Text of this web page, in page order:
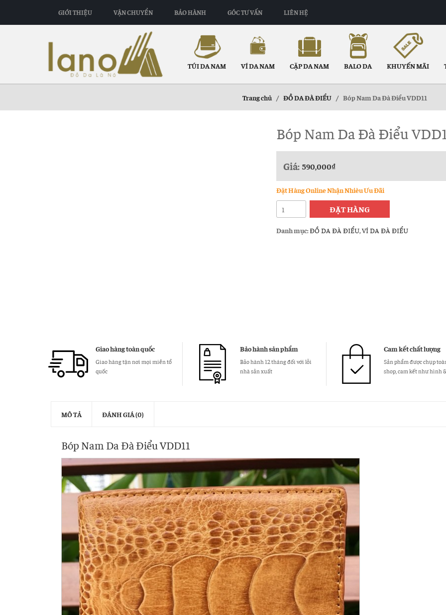
GIỚI THIỆU VẬN CHUYỂN BẢO HÀNH GÓC TƯ VẤN LIÊN HỆ
TÚI DA NAM VÍ DA NAM CẶP DA NAM BALO DA KHUYẾN MÃI
Trang chủ / ĐỒ DA ĐÀ ĐIỂU / Bóp Nam Da Đà Điểu VDD11
Bóp Nam Da Đà Điểu
Giá: 590,000₫
Đặt Hàng Online Nhận Nhièu Ưu Đãi
Bóp
Nam
Da
ĐẶT HÀNG
Danh mục:ĐỒ DA ĐÀ ĐIỂU,VÍ DA ĐÀ ĐIỂU
Giao hàng toàn quốc
Giao hàng tận nơi mọi miền tổ
quốc
Bảo hành sản phẩm
Bảo hành 12 tháng đối với lỗi
nhà sản xuất
Cam kết chất lượng
Sản phẩm được chụp
shop, cam kết như hình
MÔ TẢ ĐÁNH GIÁ (0)
Bóp Nam Da Đà Điểu VDD11